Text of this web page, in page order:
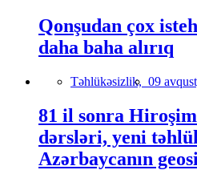
Qonşudan çox
daha baha alırıq
Təhlükəsizlik, 09
81 il sonra
dərsləri, yeni
Azərbaycanın